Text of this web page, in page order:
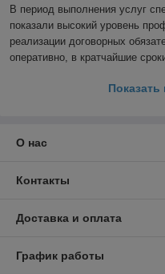
В период выполнения услуг
показали высокий уровень
реализации договорных
оперативно, в кратчайшие
О нас
Контакты
Доставка и оплата
График работы